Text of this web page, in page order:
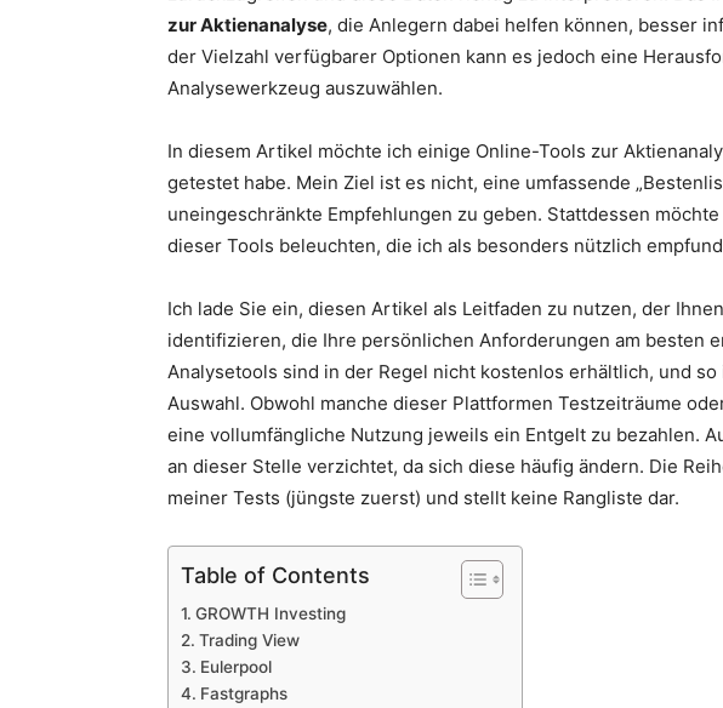
zur Aktienanalyse, die Anlegern dabei helfen können, besser
der Vielzahl verfügbarer Optionen kann es jedoch eine
Analysewerkzeug auszuwählen.
In diesem Artikel möchte ich einige Online-Tools zur
getestet habe. Mein Ziel ist es nicht, eine umfassende
uneingeschränkte Empfehlungen zu geben. Stattdessen
dieser Tools beleuchten, die ich als besonders nützlich
Ich lade Sie ein, diesen Artikel als Leitfaden zu nutzen, der
identifizieren, die Ihre persönlichen Anforderungen am besten
Analysetools sind in der Regel nicht kostenlos erhältlich, und
Auswahl. Obwohl manche dieser Plattformen Testzeiträume
eine vollumfängliche Nutzung jeweils ein Entgelt zu bezahlen.
an dieser Stelle verzichtet, da sich diese häufig ändern. Die
meiner Tests (jüngste zuerst) und stellt keine Rangliste dar.
Table of Contents
GROWTH Investing
Trading View
Eulerpool
Fastgraphs